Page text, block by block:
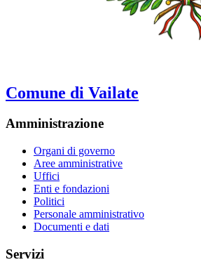
Comune di Vailate
Amministrazione
Organi di governo
Aree amministrative
Uffici
Enti e fondazioni
Politici
Personale amministrativo
Documenti e dati
Servizi